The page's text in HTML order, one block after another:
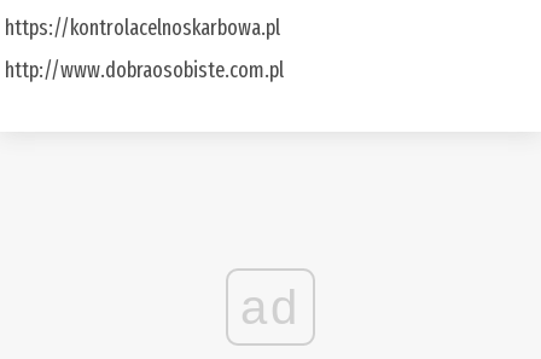
https://kontrolacelnoskarbowa.pl
http://www.dobraosobiste.com.pl
ad